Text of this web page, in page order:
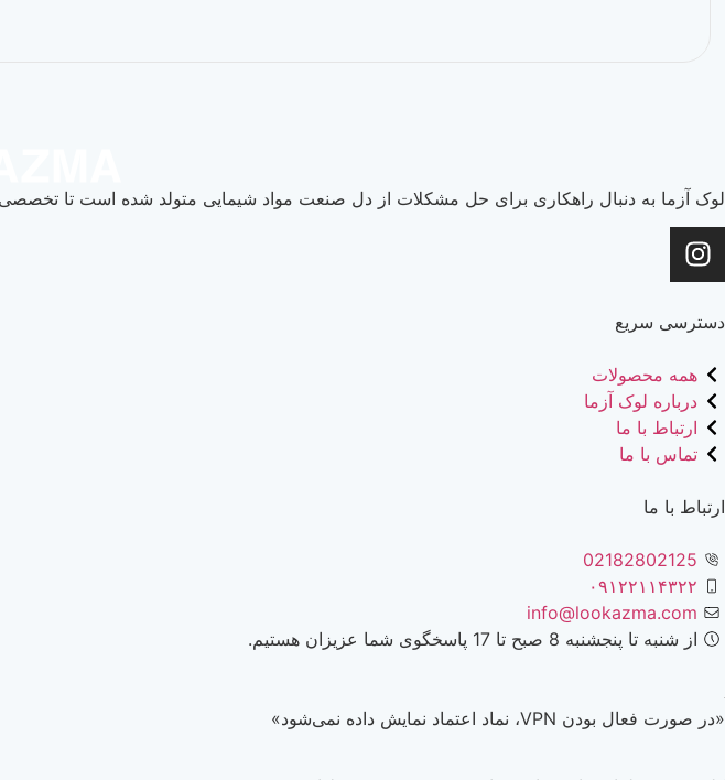
لوک آزما به دنبال راهکاری برای حل مشکلات از دل صنعت مواد شیمایی متولد شده است تا
دسترسی سریع
همه محصولات
درباره لوک آزما
ارتباط با ما
تماس با ما
ارتباط با ما
02182802125
۰۹۱۲۲۱۱۴۳۲۲
info@lookazma.com
از شنبه تا پنجشنبه 8 صبح تا 17 پاسخگوی شما عزیزان هستیم.
«در صورت فعال بودن VPN، نماد اعتماد نمایش داده نمی‌شود»